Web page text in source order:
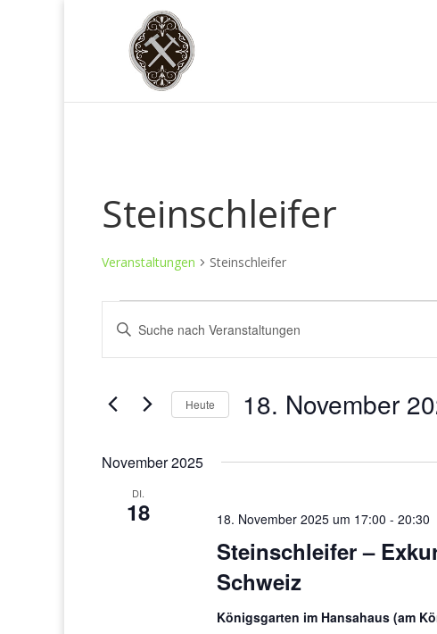
Steinschleifer
Veranstaltungen Steinschleifer
Veranstaltungen
Veranstaltungen
Suche
und
Navigation
Bitte
Schlüsselwort
eingeben.
nach
Heute 18. November
November 2025
DI.
18
Steinschleifer –
Schweiz
18. November 2025 um 17:00 -20:30
Königsgarten im Hansahaus (am